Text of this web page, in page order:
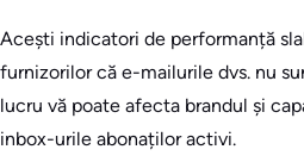
Acești indicatori de performanță
furnizorilor că e-mailurile dvs. nu
lucru vă poate afecta brandul și
inbox-urile abonaților activi.